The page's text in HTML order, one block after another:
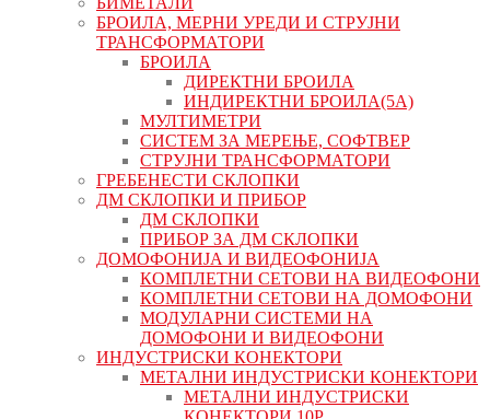
БРОИЛА, МЕРНИ УРЕДИ И СТРУЈНИ
ТРАНСФОРМАТОРИ
БРОИЛА
ДИРЕКТНИ БРОИЛА
ИНДИРЕКТНИ БРОИЛА(5А)
МУЛТИМЕТРИ
СИСТЕМ ЗА МЕРЕЊЕ, СОФТВЕР
СТРУЈНИ ТРАНСФОРМАТОРИ
ГРЕБЕНЕСТИ СКЛОПКИ
ДМ СКЛОПКИ И ПРИБОР
ДМ СКЛОПКИ
ПРИБОР ЗА ДМ СКЛОПКИ
ДОМОФОНИЈА И ВИДЕОФОНИЈА
КОМПЛЕТНИ СЕТОВИ НА ВИДЕОФОНИ
КОМПЛЕТНИ СЕТОВИ НА ДОМОФОНИ
МОДУЛАРНИ СИСТЕМИ НА
ДОМОФОНИ И ВИДЕОФОНИ
ИНДУСТРИСКИ КОНЕКТОРИ
МЕТАЛНИ ИНДУСТРИСКИ КОНЕКТОРИ
МЕТАЛНИ ИНДУСТРИСКИ